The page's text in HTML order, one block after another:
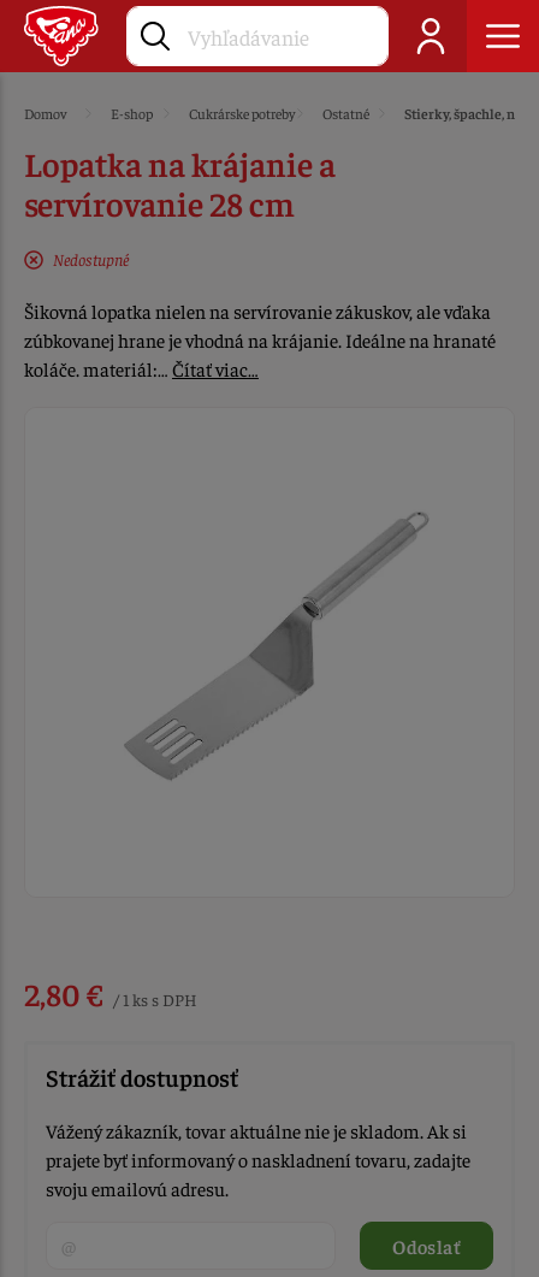
Domov E-shop Cukrárske potreby Ostatné Stierky, špachle, nože
Lopatka na krájanie a
servírovanie 28 cm
Nedostupné
Šikovná lopatka nielen na servírovanie zákuskov, ale vďaka
zúbkovanej hrane je vhodná na krájanie. Ideálne na hranaté
koláče. materiál:… Čítať viac…
2,80 € / 1 ks s DPH
Strážiť dostupnosť
Vážený zákazník, tovar aktuálne nie je skladom. Ak si
prajete byť informovaný o naskladnení tovaru, zadajte
svoju emailovú adresu.
Odoslať